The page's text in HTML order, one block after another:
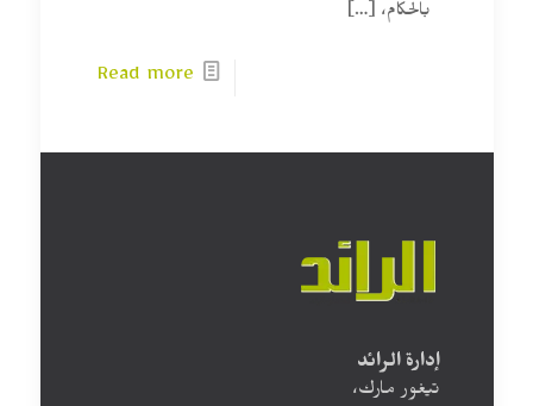
بالحكام، […]
Read more
إدارة الرائد
تيغور مارك،